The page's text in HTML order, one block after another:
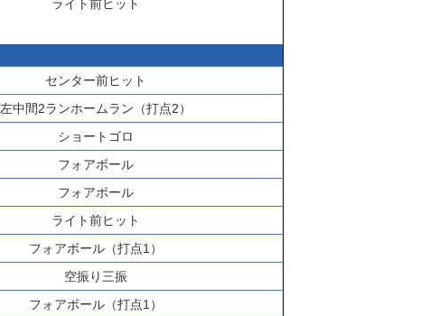
ライト前ヒット
センター前ヒット
左中間2ランホームラン（打点2）
ショートゴロ
フォアボール
フォアボール
ライト前ヒット
フォアボール（打点1）
空振り三振
フォアボール（打点1）